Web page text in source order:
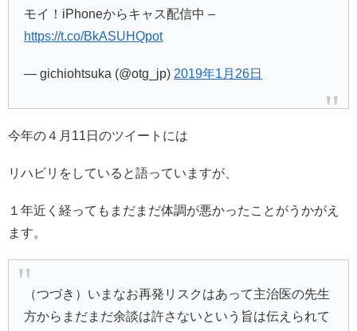
モイ！iPhoneからキャス配信中 –
https://t.co/BkASUHQpot
— gichiohtsuka (@otg_jp) 2019年1月26日
今年の４月11日のツイートには
リハビリをしていると語っていますが、
１年近く経ってもまだまだ体調が悪かったことがうかがえ
ます。
（つづき）いまなお再発リスクはあって主治医の先生
方からまだまだ余談は許さないという旨は伝えられて